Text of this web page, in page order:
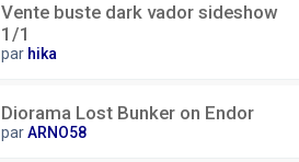
Vente buste dark vador sideshow
1/1
par hika
Diorama Lost Bunker on Endor
parARNO58